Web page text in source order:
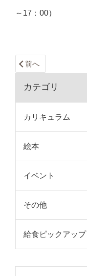
～17：00）
前へ
カテゴリ
カリキュラム
絵本
イベント
その他
給食ピックアップ